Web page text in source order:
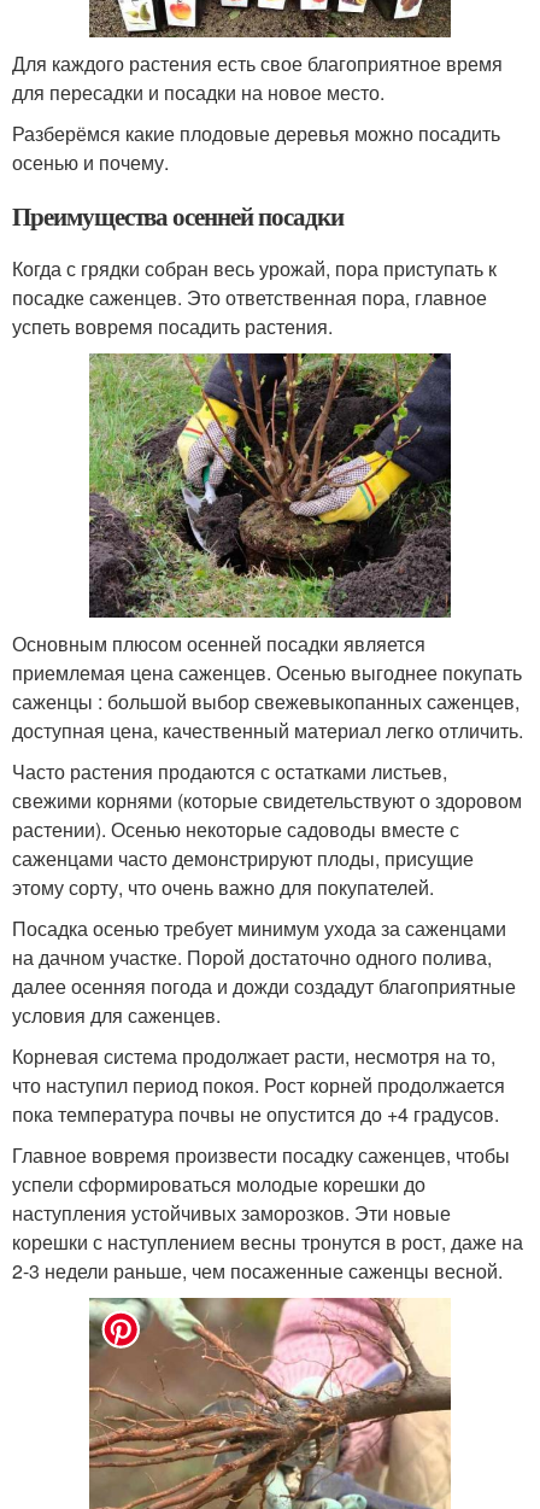
Для каждого растения есть свое благоприятное время
для пересадки и посадки на новое место.
Разберёмся какие плодовые деревья можно посадить
осенью и почему.
Преимущества осенней посадки
Когда с грядки собран весь урожай, пора приступать к
посадке саженцев. Это ответственная пора, главное
успеть вовремя посадить растения.
Основным плюсом осенней посадки является
приемлемая цена саженцев. Осенью выгоднее покупать
саженцы : большой выбор свежевыкопанных саженцев,
доступная цена, качественный материал легко отличить.
Часто растения продаются с остатками листьев,
свежими корнями (которые свидетельствуют о здоровом
растении). Осенью некоторые садоводы вместе с
саженцами часто демонстрируют плоды, присущие
этому сорту, что очень важно для покупателей.
Посадка осенью требует минимум ухода за саженцами
на дачном участке. Порой достаточно одного полива,
далее осенняя погода и дожди создадут благоприятные
условия для саженцев.
Корневая система продолжает расти, несмотря на то,
что наступил период покоя. Рост корней продолжается
пока температура почвы не опустится до +4 градусов.
Главное вовремя произвести посадку саженцев, чтобы
успели сформироваться молодые корешки до
наступления устойчивых заморозков. Эти новые
корешки с наступлением весны тронутся в рост, даже на
2-3 недели раньше, чем посаженные саженцы весной.